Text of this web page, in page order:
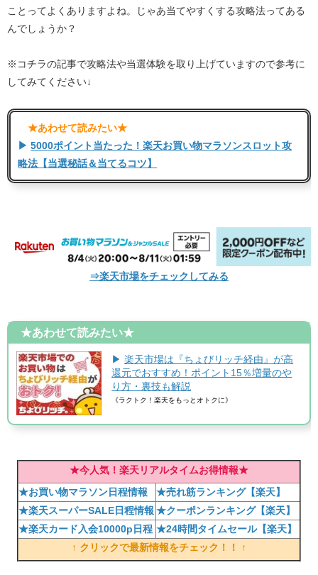
ことってよくありますよね。じゃあ当てやすくする攻略法ってある
んでしょうか？
※コチラの記事で攻略法や当選体験を取り上げていますので参考に
してみてください↓
​ ★あわせて読みたい★​
▶ 5000ポイント当たった！楽天お買い物マラソンスロット攻
略法【当選秘話＆当てるコツ】
⇒楽天市場をチェックしてみる
★あわせて読みたい★
▶楽天市場は『ちょびリッチ経由』が高
還元でおすすめ！ポイント15％増量のや
り方・裏技も解説
《ラクトク！楽天をもっとオトクに》
★今人気！楽天リアルタイムお得情報★
★お買い物マラソン日程情報
★売れ筋ランキング【楽天】
★楽天スーパーSALE日程情報 ★クーポンランキング【楽天】
★楽天カード入会10000p日程 ★24時間タイムセール【楽天】
↑ クリックで最新情報をチェック！！ ↑